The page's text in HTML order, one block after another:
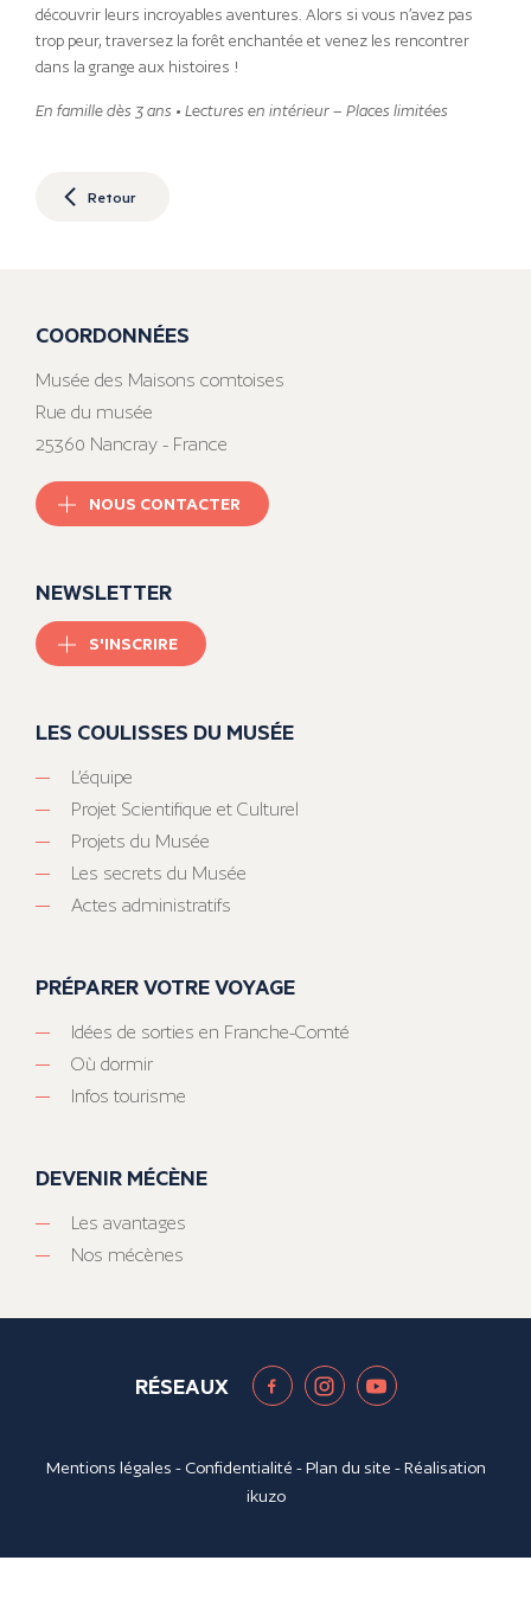
découvrir leurs incroyables aventures. Alors si vous n’avez pas
trop peur, traversez la forêt enchantée et venez les rencontrer
dans la grange aux histoires !
En famille dès 3 ans • Lectures en intérieur – Places limitées
Retour
COORDONNÉES
Musée des Maisons comtoises
Rue du musée
25360 Nancray - France
NOUS CONTACTER
NEWSLETTER
S'INSCRIRE
LES COULISSES DU MUSÉE
L’équipe
Projet Scientifique et Culturel
Projets du Musée
Les secrets du Musée
Actes administratifs
PRÉPARER VOTRE VOYAGE
Idées de sorties en Franche-Comté
Où dormir
Infos tourisme
DEVENIR MÉCÈNE
Les avantages
Nos mécènes
RÉSEAUX
Mentions légales - Confidentialité -Plan du site - Réalisation
ikuzo